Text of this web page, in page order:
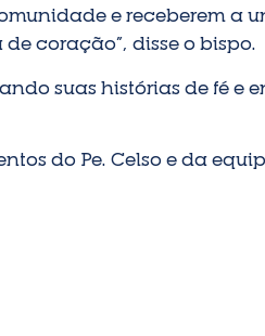
e receberem a
coração”, disse o bispo.
suas histórias de fé e
do Pe. Celso e da